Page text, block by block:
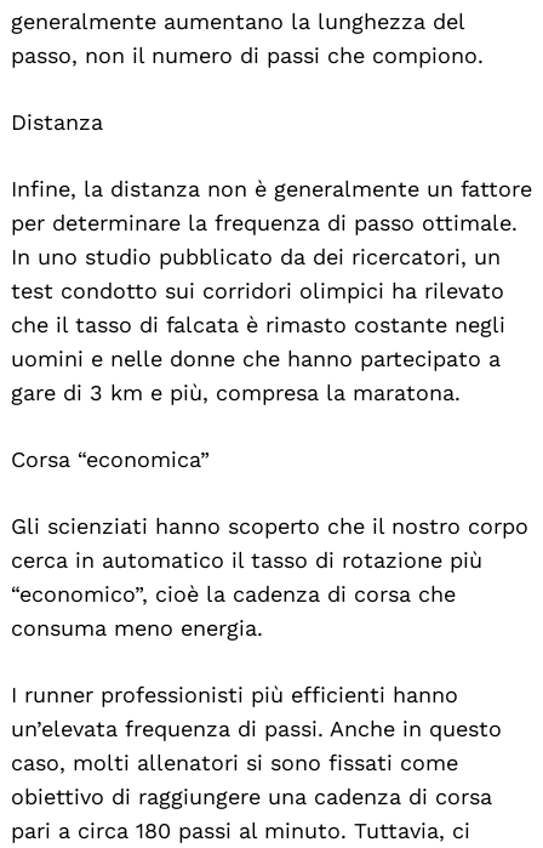
generalmente aumentano la lunghezza del
passo, non il numero di passi che compiono.
Distanza
Infine, la distanza non è generalmente un fattore
per determinare la frequenza di passo ottimale.
In uno studio pubblicato da dei ricercatori, un
test condotto sui corridori olimpici ha rilevato
che il tasso di falcata è rimasto costante negli
uomini e nelle donne che hanno partecipato a
gare di 3 km e più, compresa la maratona.
Corsa “economica”
Gli scienziati hanno scoperto che il nostro corpo
cerca in automatico il tasso di rotazione più
“economico”, cioè la cadenza di corsa che
consuma meno energia.
I runner professionisti più efficienti hanno
un’elevata frequenza di passi. Anche in questo
caso, molti allenatori si sono fissati come
obiettivo di raggiungere una cadenza di corsa
pari a circa 180 passi al minuto. Tuttavia, ci